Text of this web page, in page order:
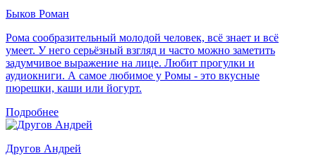
Быков Роман
Рома сообразительный молодой человек, всё знает и всё
умеет. У него серьёзный взгляд и часто можно заметить
задумчивое выражение на лице. Любит прогулки и
аудиокниги. А самое любимое у Ромы - это вкусные
пюрешки, каши или йогурт.
Подробнее
Другов Андрей